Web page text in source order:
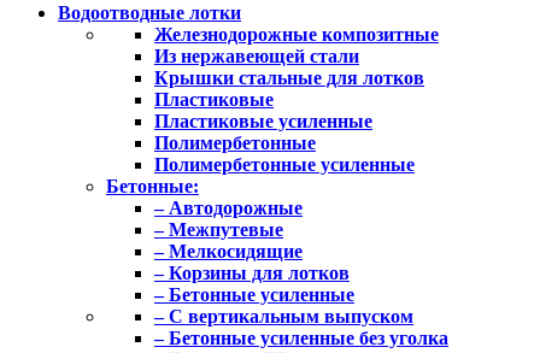
Водоотводные лотки
Железнодорожные композитные
Из нержавеющей стали
Крышки стальные для лотков
Пластиковые
Пластиковые усиленные
Полимербетонные
Полимербетонные усиленные
Бетонные:
– Автодорожные
– Межпутевые
– Мелкосидящие
– Корзины для лотков
– Бетонные усиленные
– С вертикальным выпуском
– Бетонные усиленные без уголка